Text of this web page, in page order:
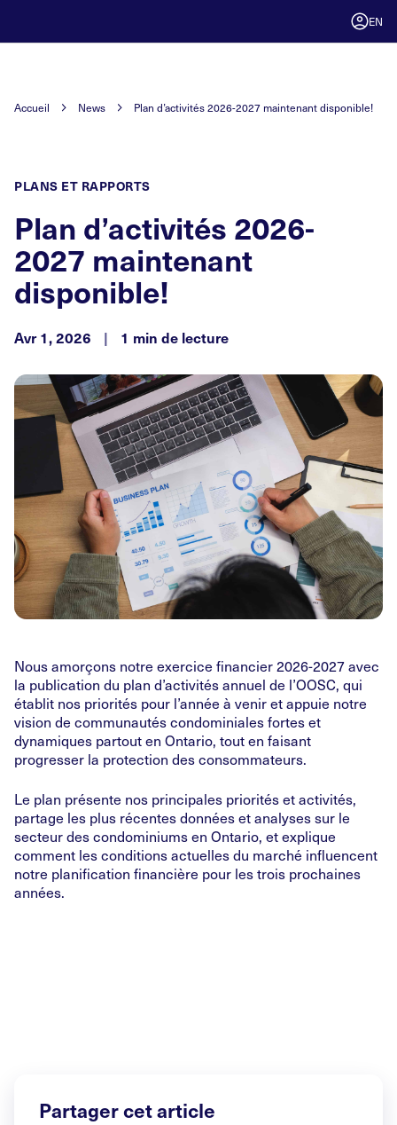
EN
Accueil News Plan d’activités 2026-2027 maintenant disponible!
PLANS ET RAPPORTS
Plan d’activités 2026-
2027 maintenant
disponible!
Avr 1, 2026 | 1 min de lecture
Nous amorçons notre exercice financier 2026-2027 avec
la publication du plan d’activités annuel de l’OOSC, qui
établit nos priorités pour l’année à venir et appuie notre
vision de communautés condominiales fortes et
dynamiques partout en Ontario, tout en faisant
progresser la protection des consommateurs.
Le plan présente nos principales priorités et activités,
partage les plus récentes données et analyses sur le
secteur des condominiums en Ontario, et explique
comment les conditions actuelles du marché influencent
notre planification financière pour les trois prochaines
années.
Partager cet article